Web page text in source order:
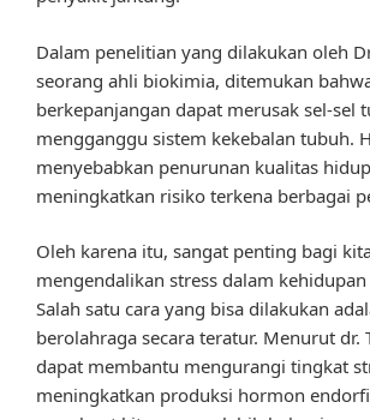
Dalam penelitian yang dilakukan oleh
seorang ahli biokimia, ditemukan
berkepanjangan dapat merusak sel-sel
mengganggu sistem kekebalan tubuh.
menyebabkan penurunan kualitas
meningkatkan risiko terkena berbagai
Oleh karena itu, sangat penting bagi
mengendalikan stress dalam
Salah satu cara yang bisa dilakukan
berolahraga secara teratur. Menurut dr.
dapat membantu mengurangi tingkat
meningkatkan produksi hormon